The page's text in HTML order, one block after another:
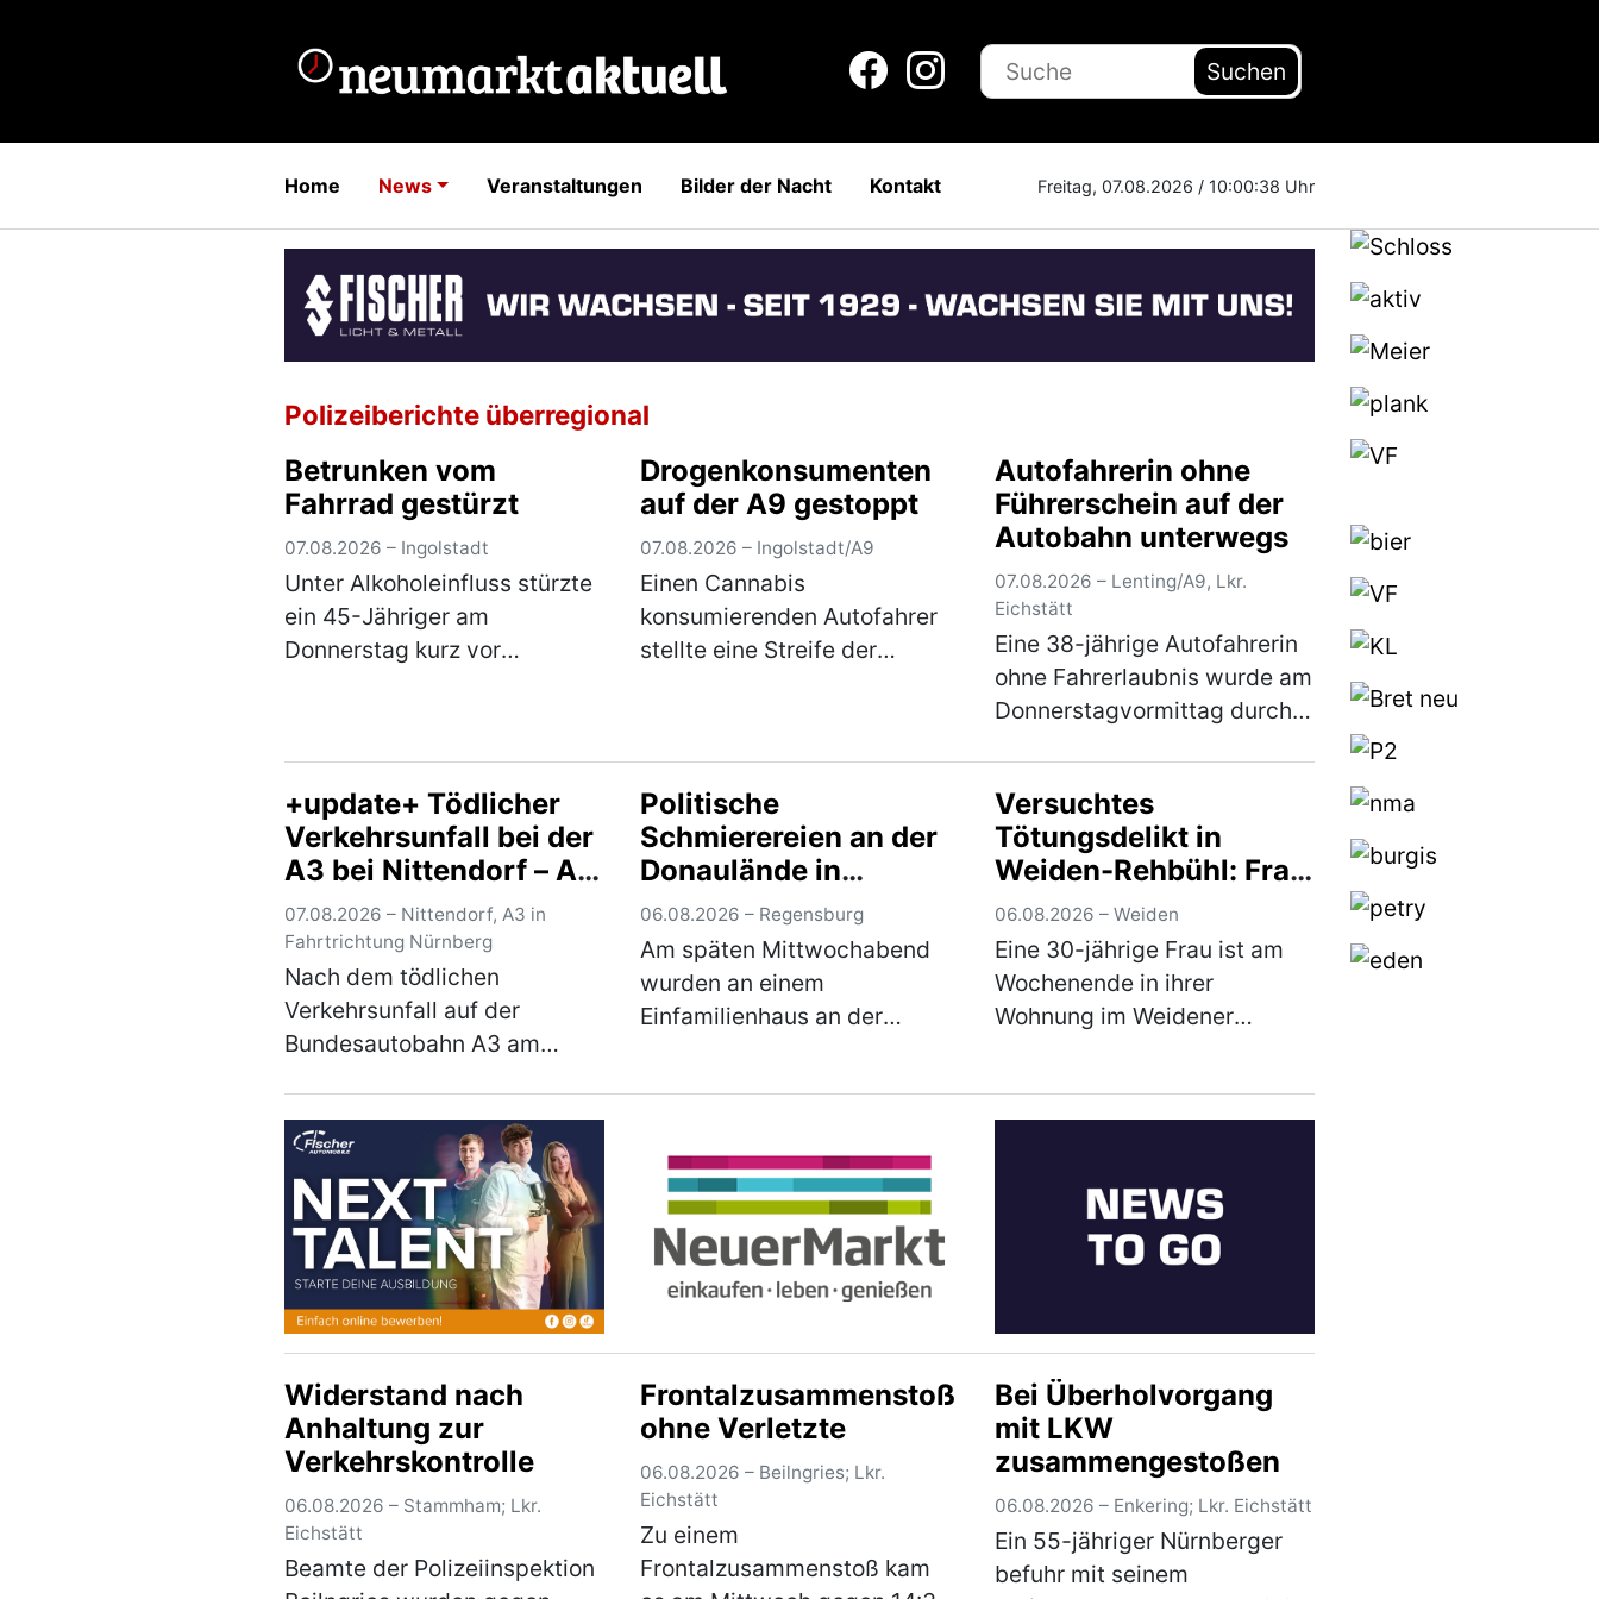
Suchen
Home News Veranstaltungen Bilder der Nacht Kontakt Freitag, 07.08.2026 / 10:00:39 Uhr
Polizeiberichte überregional
Betrunken vom
Fahrrad gestürzt
07.08.2026 – Ingolstadt
Unter Alkoholeinfluss stürzte
ein 45-Jähriger am
Donnerstag kurz vor
Richtung Schloßlände.…
(mehr)
Drogenkonsumenten
auf der A9 gestoppt
07.08.2026 – Ingolstadt/A9
Einen Cannabis
konsumierenden Autofahrer
stellte eine Streife der
befindliche 21-jährige Itali…
(mehr)
Autofahrerin ohne
Führerschein auf der
Autobahn unterwegs
07.08.2026 – Lenting/A9, Lkr.
Eichstätt
Eine 38-jährige Autofahrerin
ohne Fahrerlaubnis wurde am
Donnerstagvormittag durch
angehalten. Die in Nürnberg
wohnhafte Griechin war auf
der A9 in Fa…(mehr)
+update+ Tödlicher
Verkehrsunfall bei der
A3 bei Nittendorf – A3
wieder frei - 80
Fahrgäste aus Zügen
evakuiert
07.08.2026 – Nittendorf, A3 in
Fahrtrichtung Nürnberg
Nach dem tödlichen
Verkehrsunfall auf der
Bundesautobahn A3 am
Unfallursache weiterhin an.
Nach derzeitigem Stand der
Ermittlungen kam der
alleinbeteiligte Pkw …(mehr)
Politische
Schmierereien an der
Donaulände in
Regensburg – Zeugen
gesucht
06.08.2026 – Regensburg
Am späten Mittwochabend
wurden an einem
Einfamilienhaus an der
Tatverdächtiger konnte
bereits ermittelt werden, eine
weitere Per…(mehr)
Versuchtes
Tötungsdelikt in
Weiden-Rehbühl: Frau
schwer verletzt – Nach
überregionaler
Fahndung
Tatverdächtiger in
Thüringen gefasst
06.08.2026 – Weiden
Eine 30-jährige Frau ist am
Wochenende in ihrer
Wohnung im Weidener
schwer verletzt worden. Ein
Tatverdächtiger konnte nach
umfangreic…(mehr)
Widerstand nach
Anhaltung zur
Verkehrskontrolle
06.08.2026 – Stammham; Lkr.
Eichstätt
Beamte der Polizeiinspektion
Frontalzusammenstoß
ohne Verletzte
06.08.2026 – Beilngries; Lkr.
Eichstätt
Zu einem
Frontalzusammenstoß kam
Bei Überholvorgang
mit LKW
zusammengestoßen
06.08.2026 – Enkering; Lkr. Eichstätt
Ein 55-jähriger Nürnberger
befuhr mit seinem